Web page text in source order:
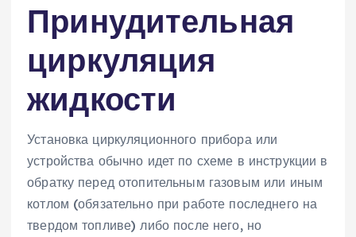
Принудительная
циркуляция
жидкости
Установка циркуляционного прибора или
устройства обычно идет по схеме в инструкции в
обратку перед отопительным газовым или иным
котлом (обязательно при работе последнего на
твердом топливе) либо после него, но